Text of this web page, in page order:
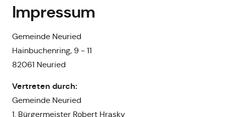
Impressum
Gemeinde Neuried
Hainbuchenring, 9 - 11
82061 Neuried
Vertreten durch:
Gemeinde Neuried
1. Bürgermeister Robert Hrasky